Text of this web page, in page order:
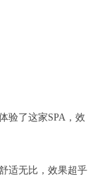
了这家SPA，效
适无比，效果超乎